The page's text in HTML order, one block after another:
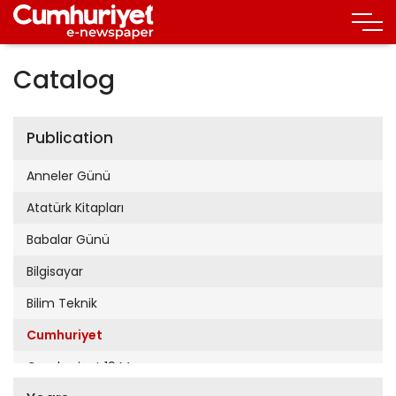
Catalog
Publication
Anneler Günü
Atatürk Kitapları
Babalar Günü
Bilgisayar
Bilim Teknik
Cumhuriyet
Cumhuriyet 19 Mayıs